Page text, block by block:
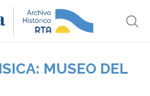
MUSEO DEL